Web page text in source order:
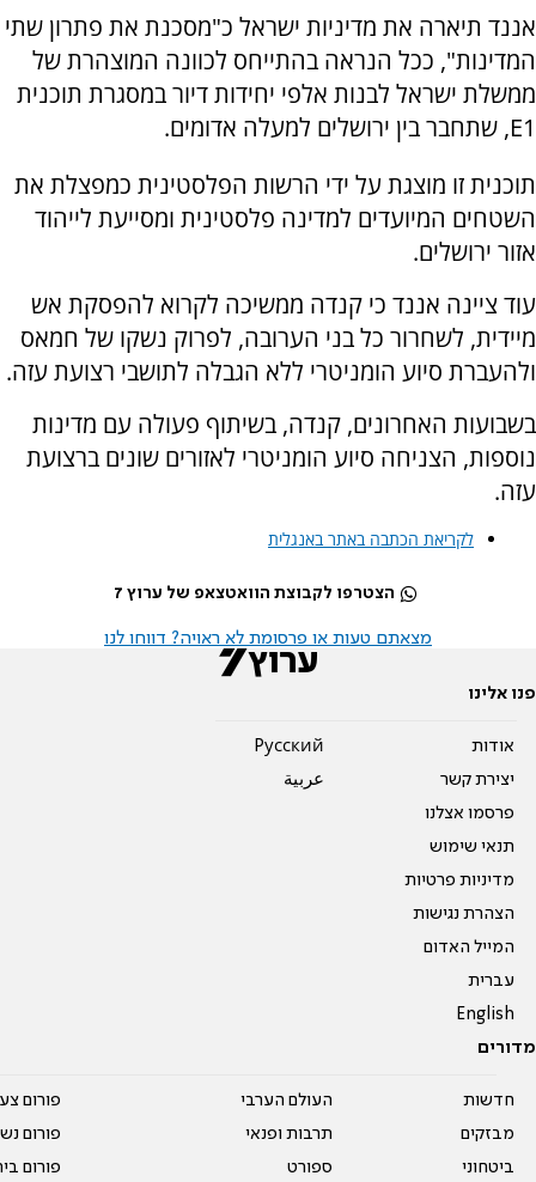
אננד תיארה את מדיניות ישראל כ"מסכנת את פתרון שתי
המדינות", ככל הנראה בהתייחס לכוונה המוצהרת של
ממשלת ישראל לבנות אלפי יחידות דיור במסגרת תוכנית
E1, שתחבר בין ירושלים למעלה אדומים.
תוכנית זו מוצגת על ידי הרשות הפלסטינית כמפצלת את
השטחים המיועדים למדינה פלסטינית ומסייעת לייהוד
אזור ירושלים.
עוד ציינה אננד כי קנדה ממשיכה לקרוא להפסקת אש
מיידית, לשחרור כל בני הערובה, לפרוק נשקו של חמאס
ולהעברת סיוע הומניטרי ללא הגבלה לתושבי רצועת עזה.
בשבועות האחרונים, קנדה, בשיתוף פעולה עם מדינות
נוספות, הצניחה סיוע הומניטרי לאזורים שונים ברצועת
עזה.
לקריאת הכתבה באתר באנגלית
הצטרפו לקבוצת הוואטצאפ של ערוץ 7
מצאתם טעות או פרסומת לא ראויה? דווחו לנו
פנו אלינו
אודות
יצירת קשר
פרסמו אצלנו
תנאי שימוש
מדיניות פרטיות
הצהרת נגישות
המייל האדום
עברית
English
Pусский
عربية
מדורים
חדשות
מבזקים
ביטחוני
העולם הערבי
תרבות ופנאי
ספורט
פורום
פורום
פורום